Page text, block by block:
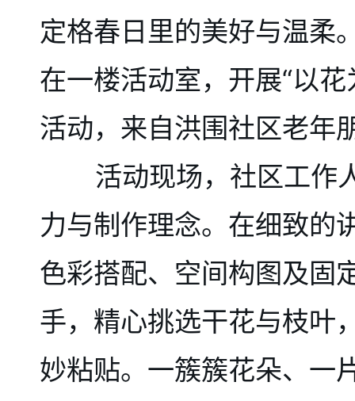
定格春日里的美好与温柔
在一楼活动室，开展“以
活动，来自洪围社区老年
活动现场，社区工作人
力与制作理念。在细致的
色彩搭配、空间构图及固
手，精心挑选干花与枝叶
妙粘贴。一簇簇花朵、一